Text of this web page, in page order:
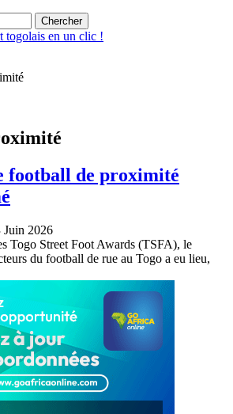
football de proximité
Juin 2026
Togo Street Foot Awards (TSFA), le
du football de rue au Togo a eu lieu,